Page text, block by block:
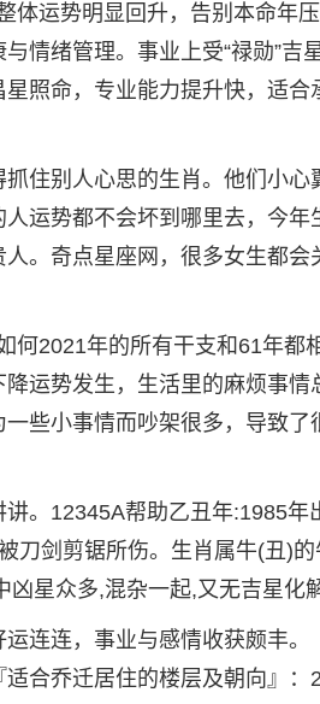
体运势明显回升，告别本命年
情绪管理。事业上受“禄勋”吉
照命，专业能力提升快，适合
住别人心思的生肖。他们小
运势都不会坏到哪里去，今
。奇点星座网，很多女生都会
何2021年的所有干支和61年都
运势发生，生活里的麻烦事
些小事情而吵架很多，导致
。12345A帮助乙丑年:1985
刀剑剪锯所伤。生肖属牛(丑)
凶星众多,混杂一起,又无吉星化
运连连，事业与感情收获颇丰
合乔迁居住的楼层及朝向』